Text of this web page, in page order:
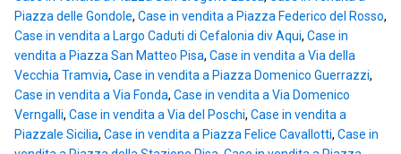
Piazza delle Gondole, Case in vendita a Piazza Federico del Rosso,
Case in vendita a Largo Caduti di Cefalonia div Aqui, Case in
vendita a Piazza San Matteo Pisa, Case in vendita a Via della
Vecchia Tramvia, Case in vendita a Piazza Domenico Guerrazzi,
Case in vendita a Via Fonda, Case in vendita a Via Domenico
Verngalli, Case in vendita a Via del Poschi, Case in vendita a
Piazzale Sicilia, Case in vendita a Piazza Felice Cavallotti, Case in